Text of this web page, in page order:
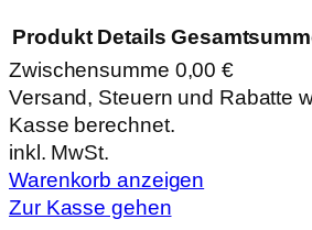
Produkte
im
Warenkorb
Produkt Details
Zwischensumme 0,00 €
Versand, Steuern und Rabatte
Kasse berechnet.
inkl. MwSt.
Warenkorb anzeigen
Zur Kasse gehen